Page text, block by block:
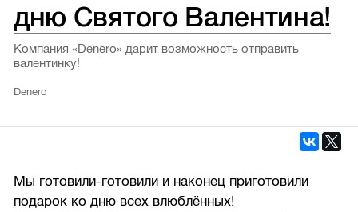
дню Святого Валентина!
Компания «Denero» дарит возможность отправить
валентинку!
Denero
Мы готовили-готовили и наконец приготовили
подарок ко дню всех влюблённых!